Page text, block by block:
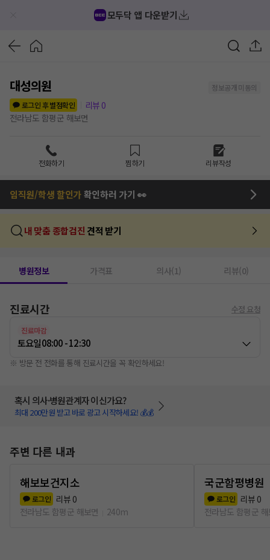
모두닥 앱 다운받기
대성의원
정보공개 미동의
로그인 후 별점확인
리뷰 0
전라남도 함평군 해보면
전화하기 찜하기 리뷰작성
임직원/학생 할인가확인하러 가기 👀
내 맞춤 종합검진 견적 받기
병원정보 가격표 의사(1) 리뷰(0)
진료시간 수정 요청
진료마감
토요일08:00 - 12:30
※ 방문 전 전화를 통해 진료시간을 꼭 확인하세요!
혹시 의사·병원관계자 이신가요?
최대 200만원 받고 바로 광고 시작하세요! 💰💰
주변 다른 내과
해보보건지소
로그인 리뷰 0
전라남도 함평군 해보면
240m
국군함평병원
로그인 리뷰 0
전라남도 함평군